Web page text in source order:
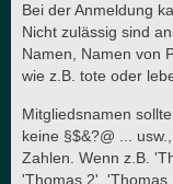
Bei der Anmeldung
Nicht zulässig sind
Namen, Namen von
wie z.B. tote oder
Mitgliedsnamen
keine §$&?@ ...
Zahlen. Wenn z.B.
'Thomas 2',